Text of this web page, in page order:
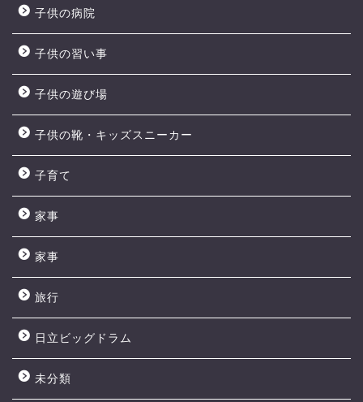
子供の病院
子供の習い事
子供の遊び場
子供の靴・キッズスニーカー
子育て
家事
家事
旅行
日立ビッグドラム
未分類